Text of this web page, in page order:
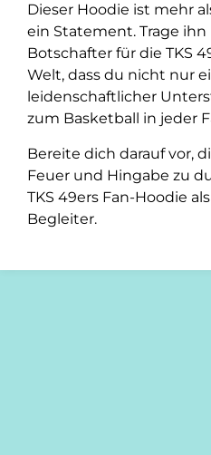
Dieser Hoodie ist mehr
ein Statement. Trage
Botschafter für die TKS
Welt, dass du nicht nur
leidenschaftlicher
zum Basketball in jeder
Bereite dich darauf vor,
Feuer und Hingabe zu
TKS 49ers Fan-Hoodie
Begleiter.